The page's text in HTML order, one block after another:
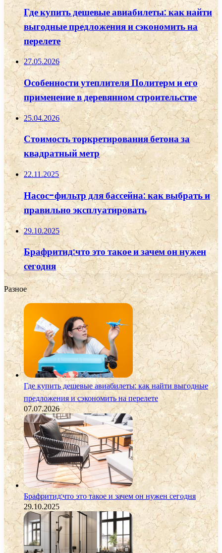
Где купить дешевые авиабилеты: как найти
выгодные предложения и сэкономить на
перелете
27.05.2026
Особенности утеплителя Политерм и его
применение в деревянном строительстве
25.04.2026
Стоимость торкретирования бетона за
квадратный метр
22.11.2025
Насос-фильтр для бассейна: как выбрать и
правильно эксплуатировать
29.10.2025
Брафритид:что это такое и зачем он нужен
сегодня
Разное
Где купить дешевые авиабилеты: как найти выгодные
предложения и сэкономить на перелете
07.07.2026
Брафритид:что это такое и зачем он нужен сегодня
29.10.2025